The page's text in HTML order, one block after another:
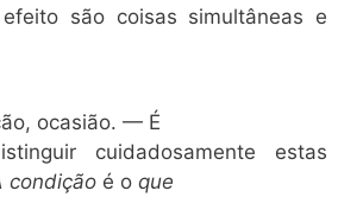
são coisas simultâneas e
ocasião. — É
cuidadosamente estas
condição é o que